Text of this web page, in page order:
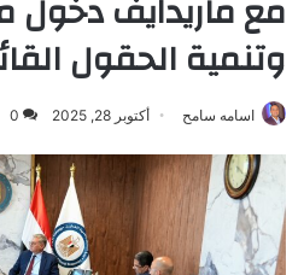
مع ماريدايف دخول
وتنمية الحقول
اسامه سامح أكتوبر 28, 2025 0